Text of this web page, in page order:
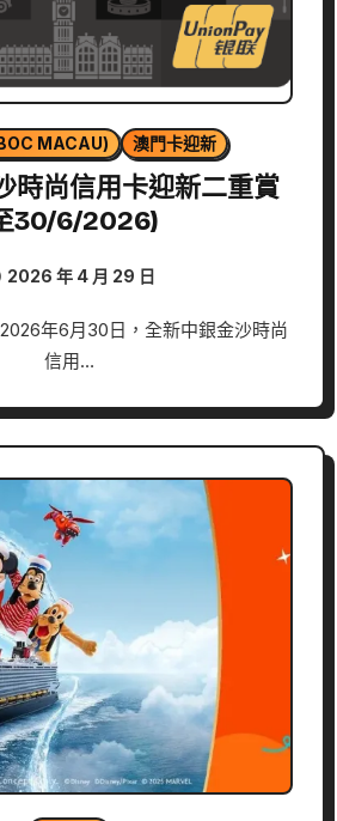
MACAU) 澳門卡迎新
時尚信用卡迎新二重賞
30/6/2026)
2026 年 4 月 29 日
信用…